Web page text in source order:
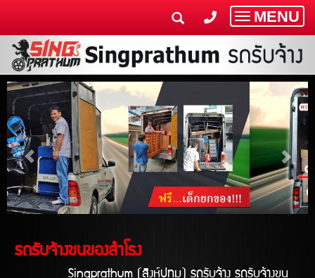
Toggle
MENU
รถรับจ้างขนของสำโรง
Singprathum (สิงห์ปทุม) รถรับจ้าง รถรับจ้างขน